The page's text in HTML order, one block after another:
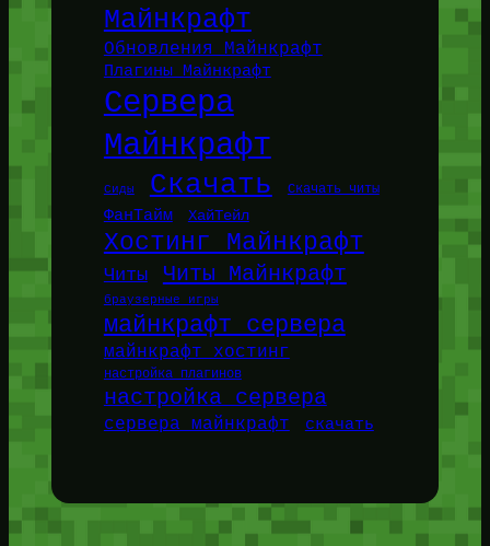
Майнкрафт
Обновления Майнкрафт
Плагины Майнкрафт
Сервера
Майнкрафт
Сиды Скачать Скачать читы
ФанТайм ХайТейл
Хостинг Майнкрафт
Читы Читы Майнкрафт
браузерные игры
майнкрафт сервера
майнкрафт хостинг
настройка плагинов
настройка сервера
сервера майнкрафт скачать